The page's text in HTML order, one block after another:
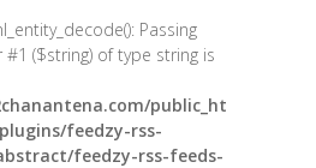
Passing
($string) of type string is
public_ht
feedzy-rss-
feedzy-rss-feeds-